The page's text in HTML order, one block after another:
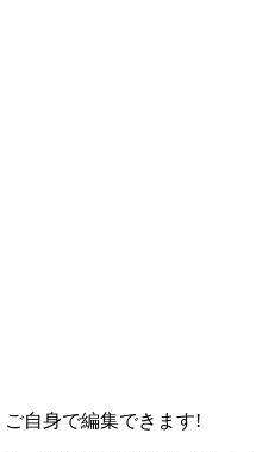
ご自身で編集できます!